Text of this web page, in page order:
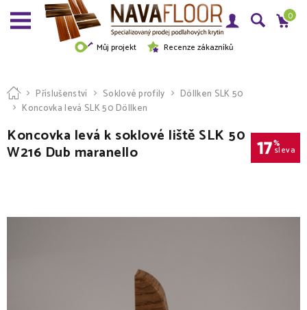
Můj projekt Recenze zákazníků
0
Příslušenství Soklové profily
Döllken SLK 50
Koncovka levá SLK 50 Döllken
Koncovka levá k soklové liště SLK 50
W216 Dub maranello 17%
sleva